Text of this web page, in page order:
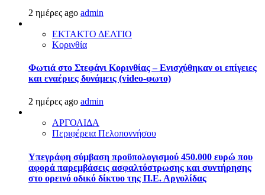
2 ημέρες ago admin
ΕΚΤΑΚΤΟ ΔΕΛΤΙΟ
Κορινθία
Φωτιά στο Στεφάνι Κορινθίας – Ενισχύθηκαν οι επίγειες
και εναέριες δυνάμεις (video-φωτο)
2 ημέρες ago admin
ΑΡΓΟΛΙΔΑ
Περιφέρεια Πελοποννήσου
Υπεγράφη σύμβαση προϋπολογισμού 450.000 ευρώ που
αφορά παρεμβάσεις ασφαλτόστρωσης και συντήρησης
στο ορεινό οδικό δίκτυο της Π.Ε. Αργολίδας